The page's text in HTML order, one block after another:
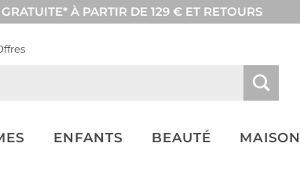
À PARTIR DE 129 € ET RETOURS
ENFANTS BEAUTÉ MAISON